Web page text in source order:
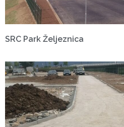
SRC Park Željeznica